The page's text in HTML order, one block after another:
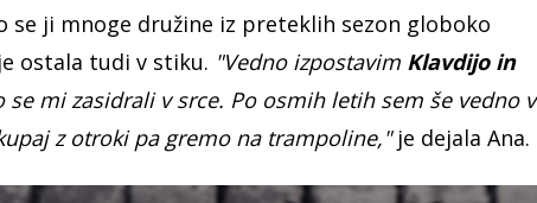
se ji mnoge družine iz preteklih sezon globoko
ostala tudi v stiku. "Vedno izpostavim Klavdijo in
se mi zasidrali v srce. Po osmih letih sem še vedno v
z otroki pa gremo na trampoline,"je dejala Ana.